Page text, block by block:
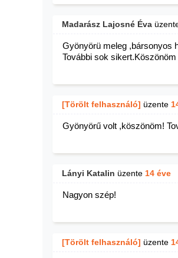
Madarász Lajosné Éva
Gyönyörü meleg ,bársonyos
További sok
[Törölt felhasználó] üzente
Gyönyörű volt ,köszönöm!
Lányi Katalin üzente 14 éve
Nagyon szép!
[Törölt felhasználó] üzente